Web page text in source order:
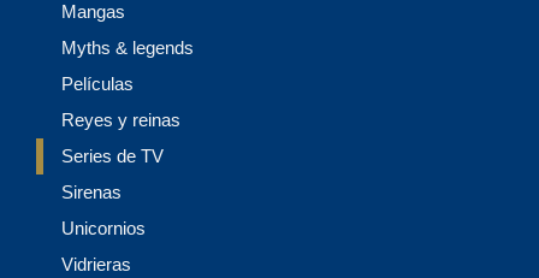
Mangas
Myths & legends
Películas
Reyes y reinas
Series de TV
Sirenas
Unicornios
Vidrieras